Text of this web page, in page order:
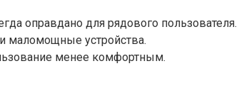
оправдано для рядового пользователя.
маломощные устройства.
менее комфортным.